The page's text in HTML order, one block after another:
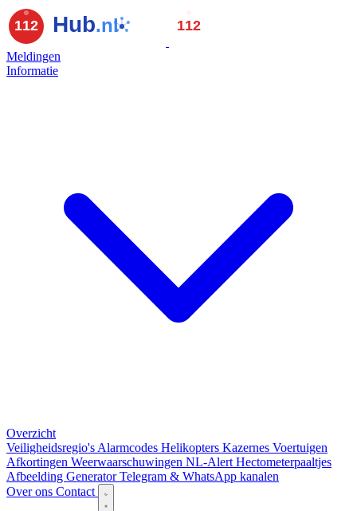
Meldingen
Informatie
Overzicht
Veiligheidsregio's Alarmcodes Helikopters Kazernes Voertuigen
Afkortingen Weerwaarschuwingen NL-Alert Hectometerpaaltjes
Afbeelding GeneratorTelegram & WhatsApp kanalen
Over ons Contact